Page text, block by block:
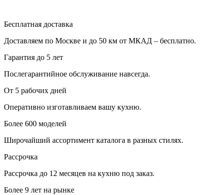
Бесплатная доставка
Доставляем по Москве и до 50 км от МКАД – бесплатно.
Гарантия до 5 лет
Послегарантийное обслуживание навсегда.
От 5 рабочих дней
Оперативно изготавливаем вашу кухню.
Более 600 моделей
Широчайший ассортимент каталога в разных стилях.
Рассрочка
Рассрочка до 12 месяцев на кухню под заказ.
Более 9 лет на рынке